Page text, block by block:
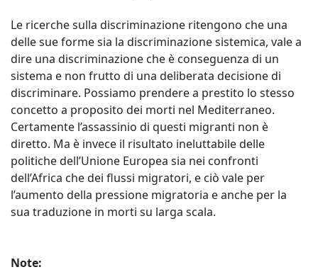
Le ricerche sulla discriminazione ritengono che una
delle sue forme sia la discriminazione sistemica, vale a
dire una discriminazione che è conseguenza di un
sistema e non frutto di una deliberata decisione di
discriminare. Possiamo prendere a prestito lo stesso
concetto a proposito dei morti nel Mediterraneo.
Certamente l’assassinio di questi migranti non è
diretto. Ma è invece il risultato ineluttabile delle
politiche dell’Unione Europea sia nei confronti
dell’Africa che dei flussi migratori, e ciò vale per
l’aumento della pressione migratoria e anche per la
sua traduzione in morti su larga scala.
Note: